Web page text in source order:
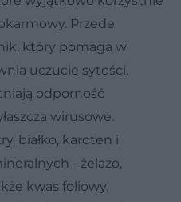
Przede
który pomaga w
uczucie sytości.
odporność
wirusowe.
białko, karoten i
- żelazo,
kwas foliowy.